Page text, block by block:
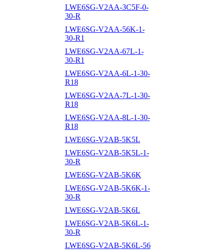
LWE6SG-V2AA-3C5F-0-
30-R
LWE6SG-V2AA-56K-1-
30-R1
LWE6SG-V2AA-67L-1-
30-R1
LWE6SG-V2AA-6L-1-30-
R18
LWE6SG-V2AA-7L-1-30-
R18
LWE6SG-V2AA-8L-1-30-
R18
LWE6SG-V2AB-5K5L
LWE6SG-V2AB-5K5L-1-
30-R
LWE6SG-V2AB-5K6K
LWE6SG-V2AB-5K6K-1-
30-R
LWE6SG-V2AB-5K6L
LWE6SG-V2AB-5K6L-1-
30-R
LWE6SG-V2AB-5K6L-56